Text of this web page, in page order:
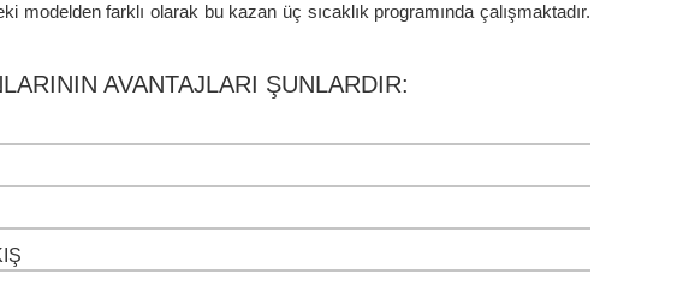
farklı olarak bu kazan üç sıcaklık programında çalışmaktadır.
AVANTAJLARI ŞUNLARDIR: